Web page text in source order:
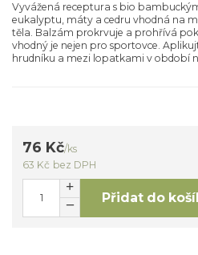
Vyvážená receptura s bio
eukalyptu, máty a cedru vhodná na
těla. Balzám prokrvuje a prohřívá
vhodný je nejen pro sportovce.
hrudníku a mezi lopatkami v období
76 Kč/ks
63 Kč bez DPH
Přidat do